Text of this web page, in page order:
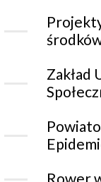
Zakład
Rower